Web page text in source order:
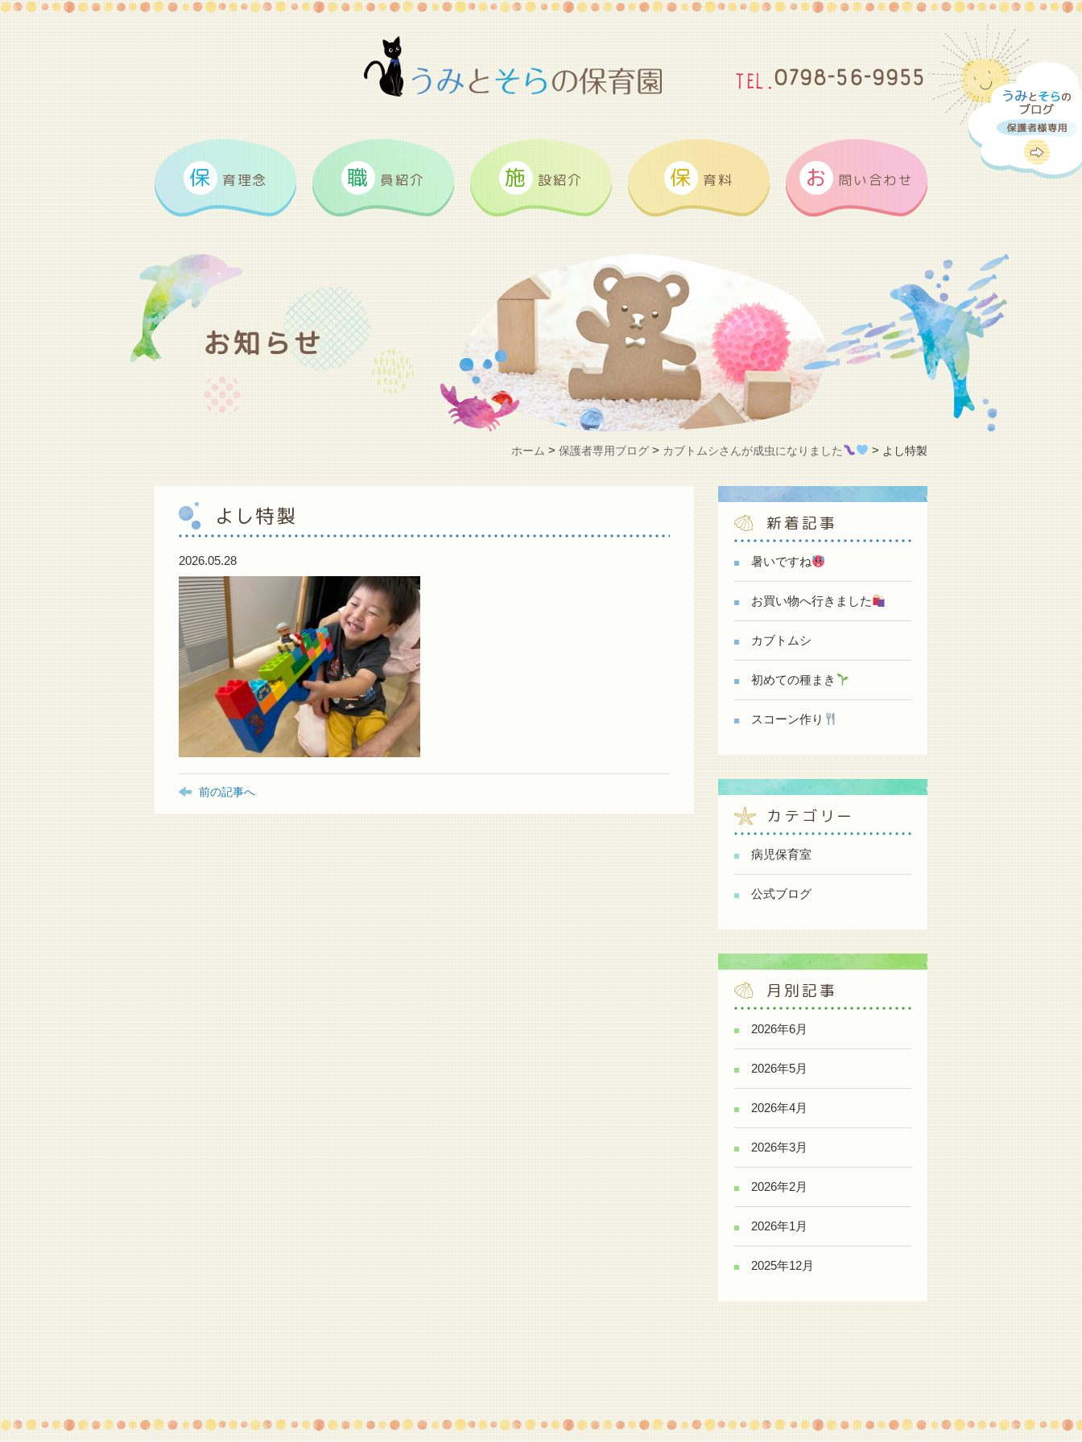
0798-56-9955
保 育理念 職 員紹介 施 設紹介 保 育料 お 問い合わせ
お知らせ
ホーム >保護者専用ブログ > カブトムシさんが成虫になりました > よし特製
よし特製
2026.05.28
前の記事へ
新着記事
暑いですね
お買い物へ行きました
カブトムシ
初めての種まき
スコーン作り
カテゴリー
病児保育室
公式ブログ
月別記事
2026年6月
2026年5月
2026年4月
2026年3月
2026年2月
2026年1月
2025年12月